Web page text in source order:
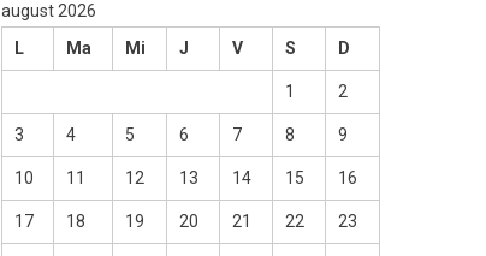
august 2026
L
Ma Mi J V S D
1 2
3 4 5 6 7 8 9
10 11 12 13 14 15 16
17 18 19 20 21 22 23